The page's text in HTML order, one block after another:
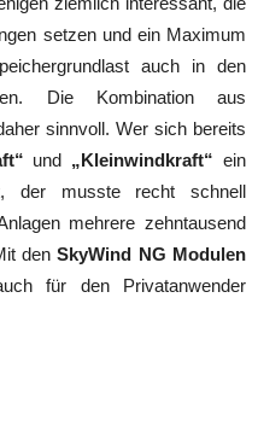
setzen und ein Maximum
auch in den
Die Kombination aus
sinnvoll. Wer sich bereits
und „Kleinwindkraft“ ein
der musste recht schnell
mehrere zehntausend
denSkyWind NG Modulen
für den Privatanwender